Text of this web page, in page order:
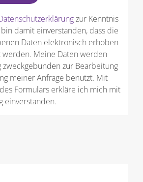
zur Kenntnis
damit einverstanden, dass die
Daten elektronisch erhoben
Meine Daten werden
zur Bearbeitung
meiner Anfrage benutzt. Mit
Formulars erkläre ich mich mit
einverstanden.